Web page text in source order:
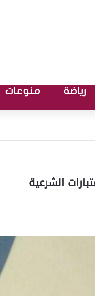
رياضة منوعات
الشرعية